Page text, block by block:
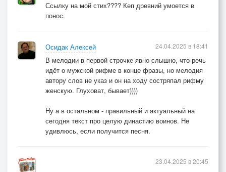
Ссылку на мой стих???? Кеп древний умоется в
понос.
Осидак Алексей
В мелодии в первой строчке явно слышно, что речь
идëт о мужской рифме в конце фразы, но мелодия
автору слов не указ и он на ходу состряпал рифму
женскую. Глуховат, бывает))))
Ну а в остальном - правильный и актуальный на
сегодня текст про целую династию воинов. Не
удивлюсь, если получится песня.
24.04.2025 в 18:41
23.04.2025 в 20:45